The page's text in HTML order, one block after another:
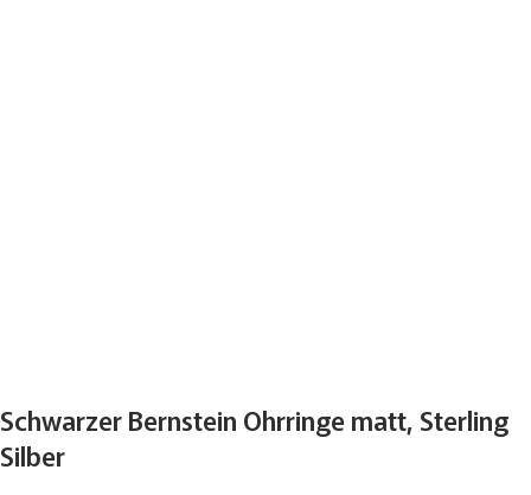
Schwarzer Bernstein Ohrringe matt, Sterling
Silber